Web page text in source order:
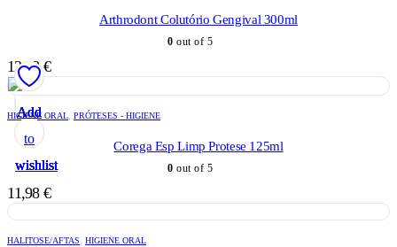
Add
to
wishlist
Arthrodont Colutório Gengival 300ml
0 out of 5
12,28€
Add
to
wishlist
HIGIENE ORAL, PRÓTESES - HIGIENE
Corega Esp Limp Protese 125ml
0 out of 5
11,98 €
Add
to
wishlist
HALITOSE/AFTAS, HIGIENE ORAL
Add
to
wishlist
Add
to
wishlist